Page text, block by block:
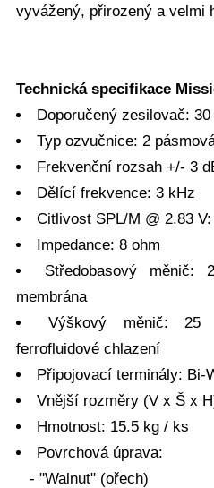
vyvážený, přirozený a velmi
Technická specifikace
Doporučený zesilovač:
Typ ozvučnice: 2
Frekvenční rozsah +/- 3
Dělící frekvence: 3 kHz
Citlivost SPL/M @ 2.83
Impedance: 8 ohm
Středobasový
membrána
Výškový měnič: 25
ferrofluidové chlazení
Připojovací terminály: Bi-
Vnější rozměry (V x Š x
Hmotnost: 15.5 kg / ks
Povrchová úprava:
- "Walnut" (ořech)